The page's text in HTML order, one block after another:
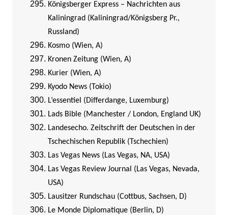
Königsberger Express – Nachrichten aus
Kaliningrad (Kaliningrad/Königsberg Pr.,
Russland)
Kosmo (Wien, A)
Kronen Zeitung (Wien, A)
Kurier (Wien, A)
Kyodo News (Tokio)
L’essentiel (Differdange, Luxemburg)
Lads Bible (Manchester / London, England UK)
Landesecho. Zeitschrift der Deutschen in der
Tschechischen Republik (Tschechien)
Las Vegas News (Las Vegas, NA, USA)
Las Vegas Review Journal (Las Vegas, Nevada,
USA)
Lausitzer Rundschau (Cottbus, Sachsen, D)
Le Monde Diplomatique (Berlin, D)